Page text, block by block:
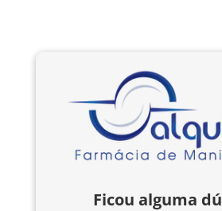
Ficou alguma